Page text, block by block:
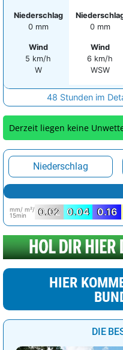
Niederschlag
0 mm
Wind
5 km/h
W
0 mm
Wind
6 km/h
WSW
48 Stunden im
Derzeit liegen keine
Niederschlag
mm/ m²/
15min
0.02 0.04 0.16
HIER
DIE